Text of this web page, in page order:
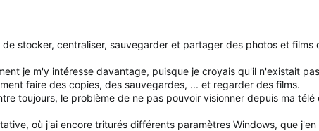
stocker, centraliser, sauvegarder et partager des photos et
je m'y intéresse davantage, puisque je croyais qu'il n'existait
faire des copies, des sauvegardes, ... et regarder des films.
toujours, le problème de ne pas pouvoir visionner depuis ma
où j'ai encore triturés différents paramètres Windows, que